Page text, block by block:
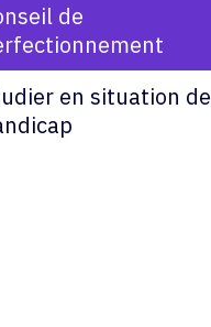
de
en situation de